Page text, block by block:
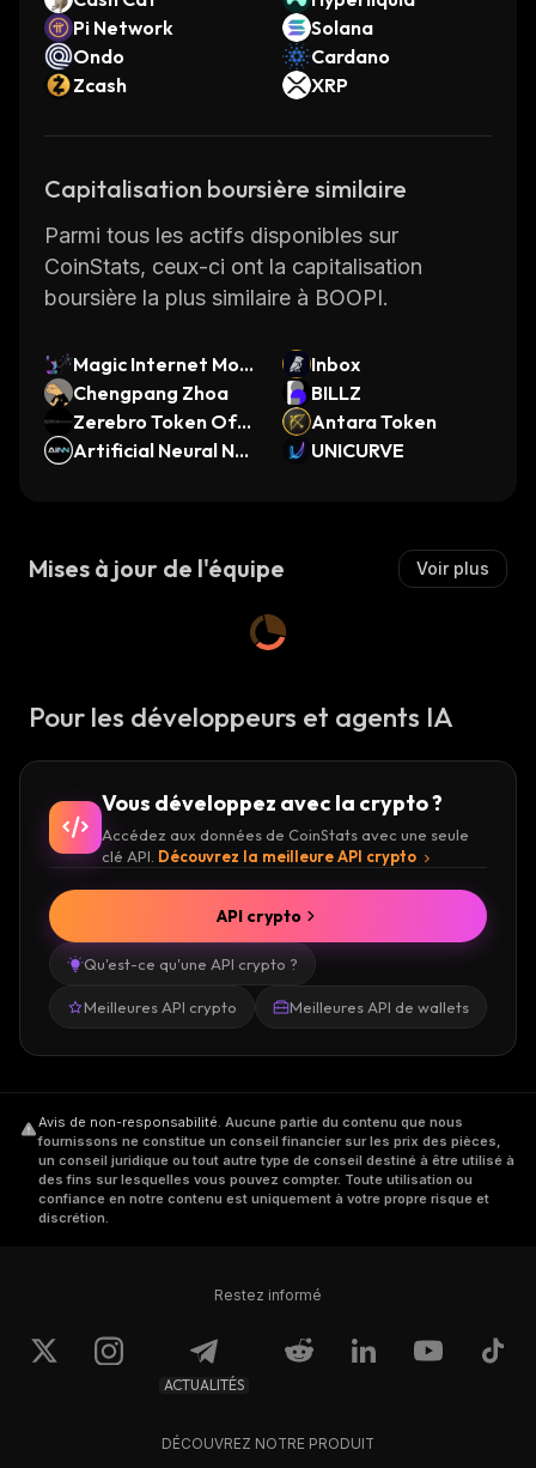
Pi Network
Solana
Ondo
Cardano
Zcash
XRP
Capitalisation boursière similaire
Parmi tous les actifs disponibles sur
CoinStats, ceux-ci ont la capitalisation
boursière la plus similaire à BOOPI.
Magic Internet Mon
ey (Meme)
Inbox
Chengpang Zhoa
BILLZ
Zerebro Token Of T
ransformation
Antara Token
Artificial Neural Ne
UNICURVE
Mises à jour de l'équipe Voir plus
Pour les développeurs et agents IA
Vous développez avec la crypto ?
Accédez aux données de CoinStats avec une seule
clé API. Découvrez la meilleure API crypto
Qu'est-ce qu'une API crypto ?
Meilleures API crypto Meilleures API de wallets
API crypto
Avis de non-responsabilité. Aucune partie du contenu que nous
fournissons ne constitue un conseil financier sur les prix des pièces,
un conseil juridique ou tout autre type de conseil destiné à être utilisé à
des fins sur lesquelles vous pouvez compter. Toute utilisation ou
confiance en notre contenu est uniquement à votre propre risque et
discrétion.
Restez informé
ACTUALITÉS
DÉCOUVREZ NOTRE PRODUIT